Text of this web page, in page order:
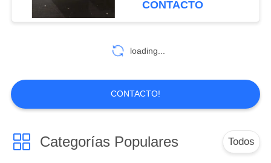
polímero reforzado
con fibra de
Diseño de moldes
piezas de piezas de
accesorios
10
6
CONTACTO
loading...
CONTACTO!
Categorías Populares Todos